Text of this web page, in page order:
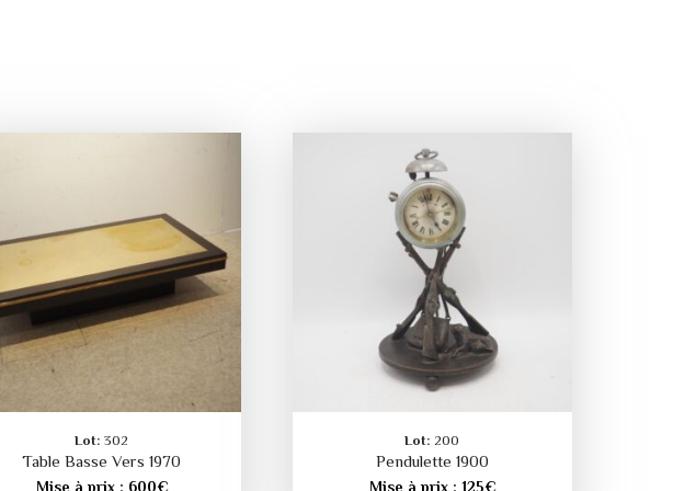
Lot: 302
Table Basse Vers 1970
Lot: 200
Pendulette 1900